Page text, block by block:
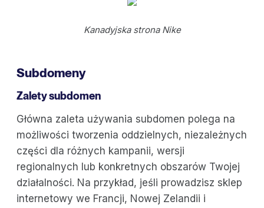
Kanadyjska strona Nike
Subdomeny
Zalety subdomen
Główna zaleta używania subdomen polega na
możliwości tworzenia oddzielnych, niezależnych
części dla różnych kampanii, wersji
regionalnych lub konkretnych obszarów Twojej
działalności. Na przykład, jeśli prowadzisz sklep
internetowy we Francji, Nowej Zelandii i